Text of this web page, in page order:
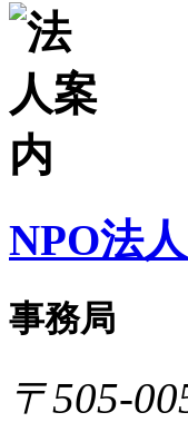
NPO法
事務局
〒505-